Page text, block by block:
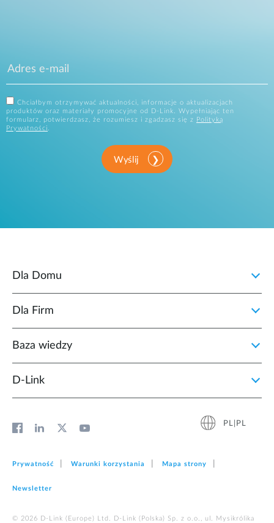
Chciałbym otrzymywać aktualności, informacje o aktualizacjach
produktów oraz materiały promocyjne od D-Link. Wypełniając ten
formularz, potwierdzasz, że rozumiesz i zgadzasz się z
Polityką
Prywatności.
Wyślij
Dla Domu
Dla Firm
Baza wiedzy
D‑Link
PL|PL
Prywatność Warunki korzystania Mapa strony
Newsletter
© 2026 D‑Link (Europe) Ltd. D-Link (Polska) Sp. z o.o., ul. Mysikrólika